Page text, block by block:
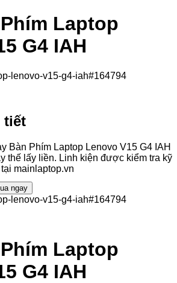
Laptop
G4 IAH
tiết
Bàn Phím Laptop Lenovo V15 G4 IAH
thế lấy liền. Linh kiện được kiểm tra kỹ
mainlaptop.vn
ngay
Laptop
G4 IAH